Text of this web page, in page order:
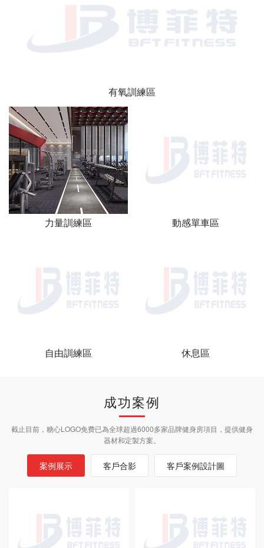
有氧訓練區
力量訓練區 動感單車區
自由訓練區 休息區
成功案例
截止目前，糖心LOGO免费已為全球超過6000多家品牌健身房項目，提供健身
器材和定製方案。
案例展示 客戶合影 客戶案例設計圖